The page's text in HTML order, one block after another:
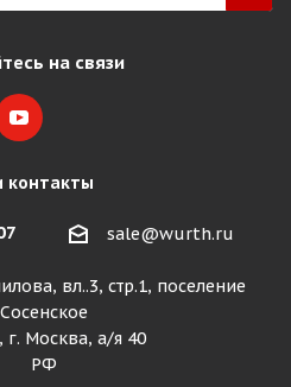
на связи
контакты
sale@wurth.ru
вл..3, стр.1, поселение
Сосенское
г. Москва, а/я 40
РФ